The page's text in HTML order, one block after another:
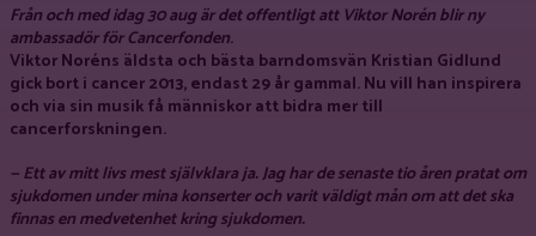
Från och med idag 30 aug är det offentligt att Viktor Norén blir ny
ambassadör för Cancerfonden.
Viktor Noréns äldsta och bästa barndomsvän Kristian Gidlund
gick bort i cancer 2013, endast 29 år gammal. Nu vill han inspirera
och via sin musik få människor att bidra mer till
cancerforskningen.
— Ett av mitt livs mest självklara ja. Jag har de senaste tio åren pratat om
sjukdomen under mina konserter och varit väldigt mån om att det ska
finnas en medvetenhet kring sjukdomen.